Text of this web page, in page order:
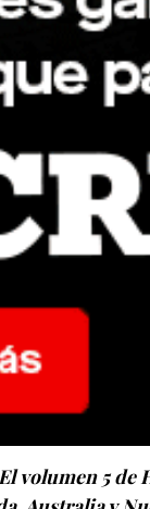
volumen 5